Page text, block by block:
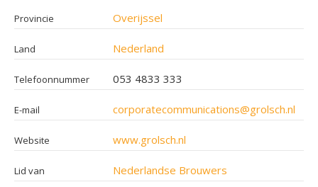
Provincie Overijssel
Land Nederland
Telefoonnummer 053 4833 333
E-mail corporatecommunications@grolsch.nl
Website www.grolsch.nl
Lid van Nederlandse Brouwers